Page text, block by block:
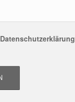
Datenschutzerklärung